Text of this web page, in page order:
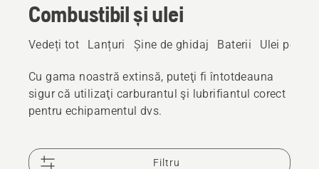
Combustibil și ulei
Vedeți tot Lanțuri Șine de ghidaj Baterii Ulei
Cu gama noastră extinsă, puteţi fi întotdeauna
sigur că utilizaţi carburantul şi lubrifiantul corect
pentru echipamentul dvs.
Filtru